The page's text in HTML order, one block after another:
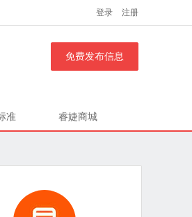
登录 注册
免费发布信息
准 睿婕商城